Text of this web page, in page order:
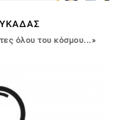
όλου του κόσμου...»